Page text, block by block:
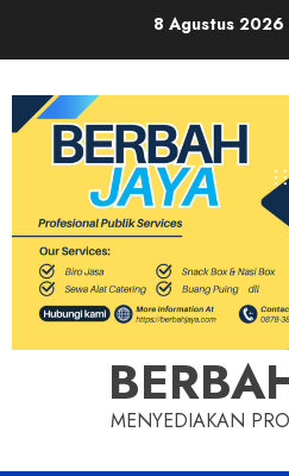
8 Agustus 2026
MENYEDIAKAN